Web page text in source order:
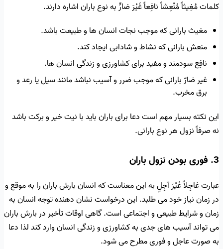
کلمات مُغِيثاً مُنْعِشاً نافِعاً غَيْرَ ضارٍّ به نوع باران اشاره دارند.
مغیث بارانی که موجب نجات انسان ها و طبیعت باشد.
منعش بارانی که نشاط و شادابی ایجاد کند.
نافِع سودمند و مفید برای کشاورزی و زندگی انسان ها.
غیر ضارّ بارانی که موجب ضرر و آسیب نباشد مانند سیل یا رعد و
برق مخرب.
این نکته بسیار مهم است دعا برای باران باید با نیت خیر و برکت باشد
نه صرفاً نزول هر نوع بارانی.
3. فوری بودن نزول باران
عبارت عَاجِلاً غَيْرَ آجِلٍ به این معناست که انسان بارش باران را به موقع و
در زمان نیاز خود می طلبد. این درخواست نشان دهنده توجه انسان به
زمان و شرایط طبیعی و اجتماعی است. گاهی اوقات تأخیر در بارش باران
می تواند آسیب های جدی به کشاورزی و زندگی انسان وارد کند لذا دعا
به صورت عاجل و فوری مطرح می شود.